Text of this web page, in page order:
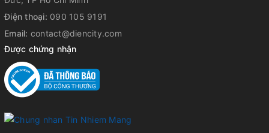
3. Tài liệu tham khảo :
+Tải bảng giá
Điện thoại: 090 105 9191
Email: contact@diencity.com
Được chứng nhận